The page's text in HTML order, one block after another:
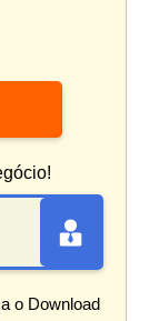
o Download